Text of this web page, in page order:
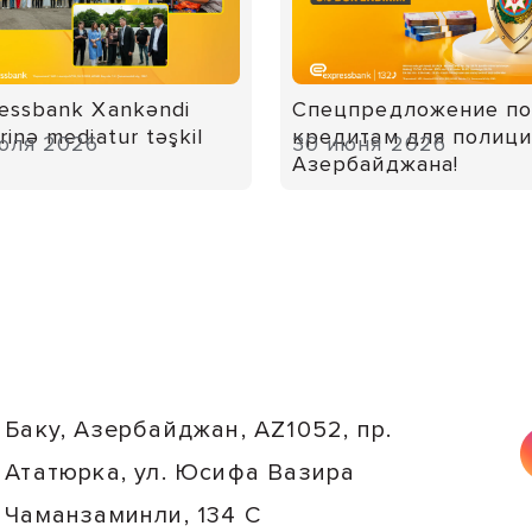
Xankəndi
mediatur təşkil
2026
Спецпредложение по
кредитам для
Азербайджана!
30 июня 2026
Баку, Азербайджан, AZ1052, пр.
Ататюрка, ул. Юсифа Вазира
Чаманзаминли, 134 C